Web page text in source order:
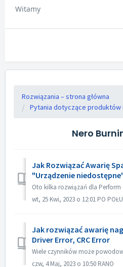
Witamy
Rozwiązania – strona główna
Pytania dotyczące produktów
Nero
Jak Rozwiązać Awarię
"Urządzenie
wt, 25 Kwi, 2023 o 12:01 PO
Jak rozwiązać awarię
Driver Error, CRC Error
czw, 4 Maj, 2023 o 10:50 RANO